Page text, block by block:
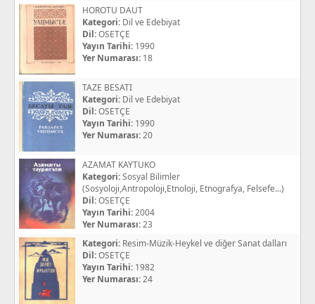
HOROTU DAUT
Kategori: Dil ve Edebiyat
Dil:OSETÇE
Yayın Tarihi: 1990
Yer Numarası: 18
TAZE BESATI
Kategori: Dil ve Edebiyat
Dil:OSETÇE
Yayın Tarihi: 1990
Yer Numarası:20
AZAMAT KAYTUKO
Kategori:Sosyal Bilimler
(Sosyoloji,Antropoloji,Etnoloji, Etnografya, Felsefe...)
Dil:OSETÇE
Yayın Tarihi:2004
Yer Numarası:23
Kategori: Resim-Müzik-Heykel ve diğer Sanat dalları
Dil:OSETÇE
Yayın Tarihi: 1982
Yer Numarası:24